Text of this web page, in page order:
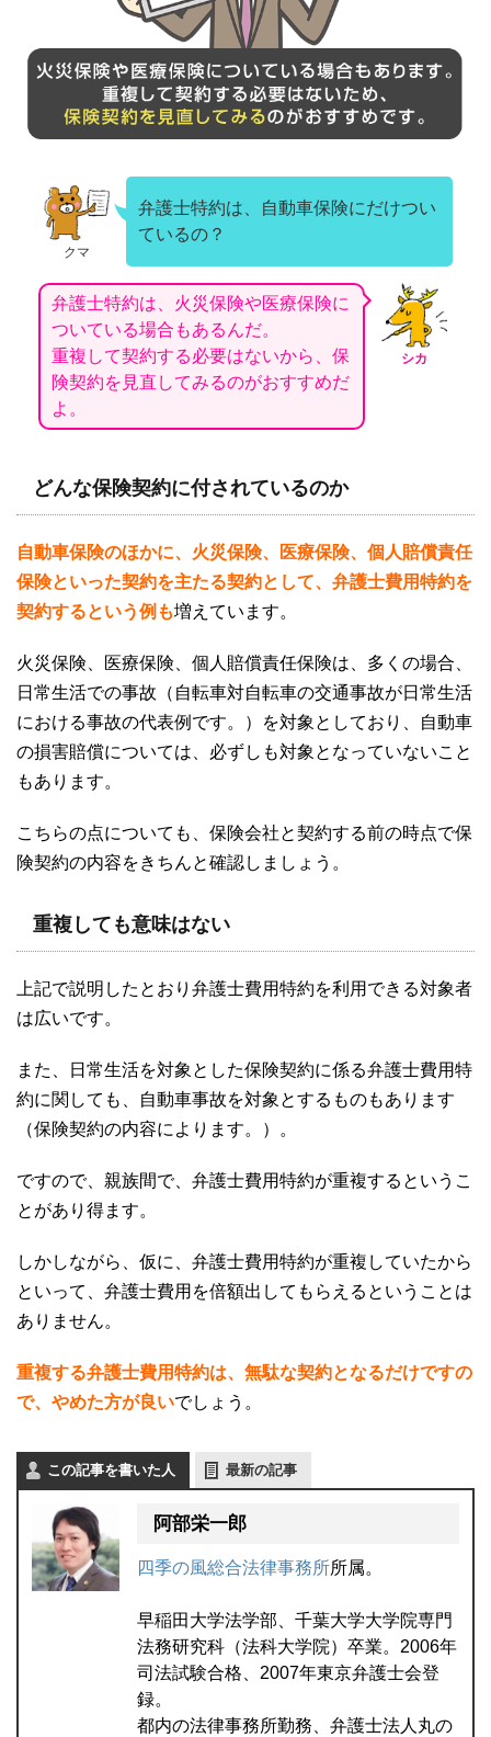
クマ
弁護士特約は、自動車保険にだけつい
ているの？
シカ
弁護士特約は、火災保険や医療保険に
ついている場合もあるんだ。
重複して契約する必要はないから、保
険契約を見直してみるのがおすすめだ
よ。
どんな保険契約に付されているのか
自動車保険のほかに、火災保険、医療保険、個人賠償責任
保険といった契約を主たる契約として、弁護士費用特約を
契約するという例も増えています。
火災保険、医療保険、個人賠償責任保険は、多くの場合、
日常生活での事故（自転車対自転車の交通事故が日常生活
における事故の代表例です。）を対象としており、自動車
の損害賠償については、必ずしも対象となっていないこと
もあります。
こちらの点についても、保険会社と契約する前の時点で保
険契約の内容をきちんと確認しましょう。
重複しても意味はない
上記で説明したとおり弁護士費用特約を利用できる対象者
は広いです。
また、日常生活を対象とした保険契約に係る弁護士費用特
約に関しても、自動車事故を対象とするものもあります
（保険契約の内容によります。）。
ですので、親族間で、弁護士費用特約が重複するというこ
とがあり得ます。
しかしながら、仮に、弁護士費用特約が重複していたから
といって、弁護士費用を倍額出してもらえるということは
ありません。
重複する弁護士費用特約は、無駄な契約となるだけですの
で、やめた方が良いでしょう。
この記事を書いた人 最新の記事
阿部栄一郎
四季の風総合法律事務所所属。
早稲田大学法学部、千葉大学大学院専門
法務研究科（法科大学院）卒業。2006年
司法試験合格、2007年東京弁護士会登
録。
都内の法律事務所勤務、弁護士法人丸の